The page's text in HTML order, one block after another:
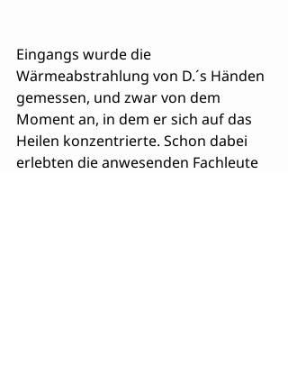
Eingangs wurde die
Wärmeabstrahlung von D.´s Händen
gemessen, und zwar von dem
Moment an, in dem er sich auf das
Heilen konzentrierte. Schon dabei
erlebten die anwesenden Fachleute